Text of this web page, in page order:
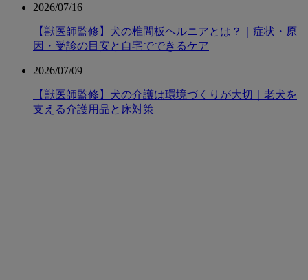
2026/07/16
【獣医師監修】犬の椎間板ヘルニアとは？｜症状・原
因・受診の目安と自宅でできるケア
2026/07/09
【獣医師監修】犬の介護は環境づくりが大切｜老犬を
支える介護用品と床対策